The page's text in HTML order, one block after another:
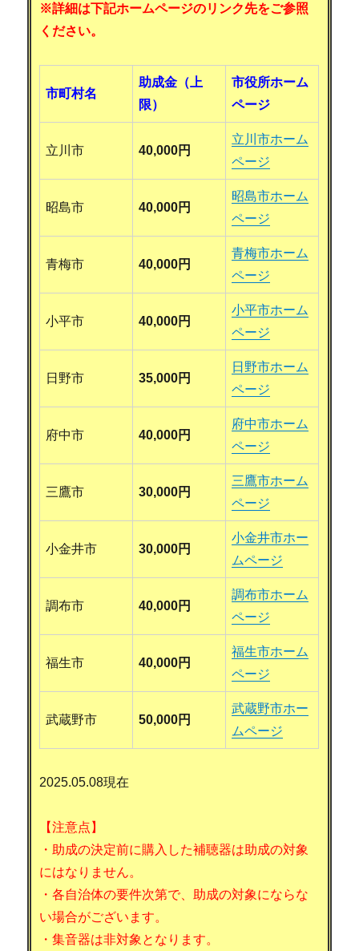
※詳細は下記ホームページのリンク先をご参照
ください。
市町村名
助成金（上
限）
市役所ホーム
ページ
立川市 40,000円
立川市ホーム
ページ
昭島市 40,000円
昭島市ホーム
ページ
青梅市 40,000円
青梅市ホーム
ページ
小平市 40,000円
小平市ホーム
ページ
日野市 35,000円
日野市ホーム
ページ
府中市 40,000円
府中市ホーム
ページ
三鷹市 30,000円
三鷹市ホーム
ページ
小金井市 30,000円
小金井市ホー
ムページ
調布市 40,000円
調布市ホーム
ページ
福生市 40,000円
福生市ホーム
ページ
武蔵野市 50,000円
武蔵野市ホー
ムページ
2025.05.08現在
【注意点】
・助成の決定前に購入した補聴器は助成の対象
にはなりません。
・各自治体の要件次第で、助成の対象にならな
い場合がございます。
・集音器は非対象となります。